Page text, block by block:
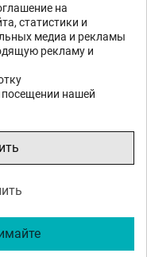
на
статистики и
медиа и рекламы
рекламу и
нашей